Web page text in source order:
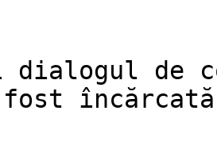
dialogul de
încărcată